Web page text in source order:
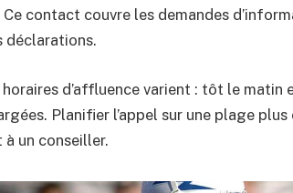
contact couvre les demandes
déclarations.
d’affluence varient : tôt le matin
Planifier l’appel sur une plage
à un conseiller.